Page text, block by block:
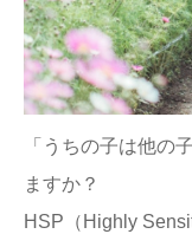
「うちの子は他の
ますか？
HSP（Highly